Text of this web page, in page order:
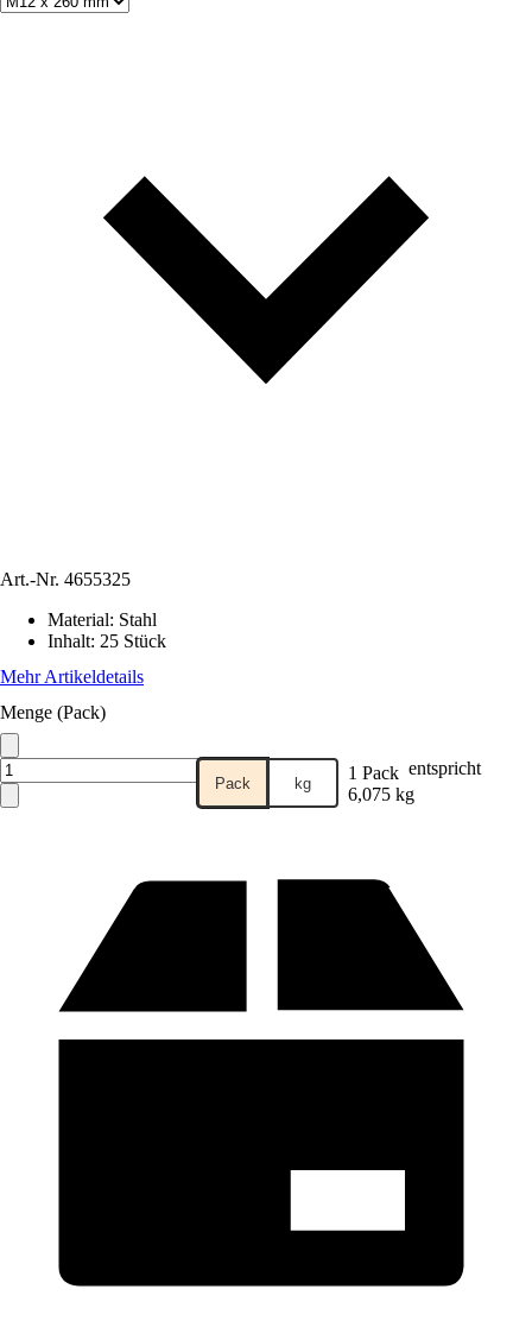
Art.-Nr. 4655325
Material: Stahl
Inhalt: 25 Stück
Mehr Artikeldetails
Menge (Pack)
Pack kg 1 Pack entspricht
6,075 kg